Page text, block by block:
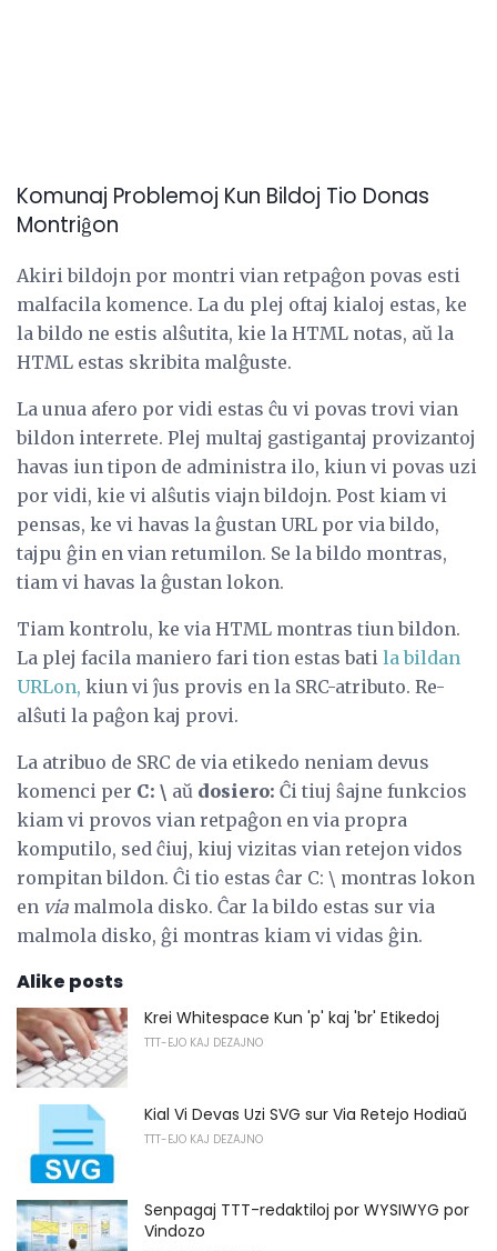
Komunaj Problemoj Kun Bildoj Tio Donas
Montriĝon
Akiri bildojn por montri vian retpaĝon povas esti
malfacila komence. La du plej oftaj kialoj estas, ke
la bildo ne estis alŝutita, kie la HTML notas, aŭ la
HTML estas skribita malĝuste.
La unua afero por vidi estas ĉu vi povas trovi vian
bildon interrete. Plej multaj gastigantaj provizantoj
havas iun tipon de administra ilo, kiun vi povas uzi
por vidi, kie vi alŝutis viajn bildojn. Post kiam vi
pensas, ke vi havas la ĝustan URL por via bildo,
tajpu ĝin en vian retumilon. Se la bildo montras,
tiam vi havas la ĝustan lokon.
Tiam kontrolu, ke via HTML montras tiun bildon.
La plej facila maniero fari tion estas bati la bildan
URLon, kiun vi ĵus provis en la SRC-atributo. Re-
alŝuti la paĝon kaj provi.
La atribuo de SRC de via etikedo neniam devus
komenci per C: \ aŭ dosiero: Ĉi tiuj ŝajne funkcios
kiam vi provos vian retpaĝon en via propra
komputilo, sed ĉiuj, kiuj vizitas vian retejon vidos
rompitan bildon. Ĉi tio estas ĉar C: \ montras lokon
en via malmola disko. Ĉar la bildo estas sur via
malmola disko, ĝi montras kiam vi vidas ĝin.
Alike posts
Krei Whitespace Kun 'p' kaj 'br' Etikedoj
TTT-EJO KAJ DEZAJNO
Kial Vi Devas Uzi SVG sur Via Retejo Hodiaŭ
TTT-EJO KAJ DEZAJNO
Senpagaj TTT-redaktiloj por WYSIWYG por
Vindozo